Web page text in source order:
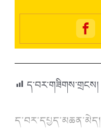
ད་བར་གཟིགས་གྲངས།
ད་བར་དཔྱད་མཆན་མེད།